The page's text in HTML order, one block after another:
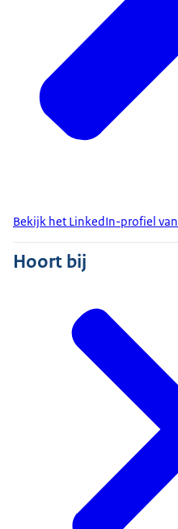
Bekijk het LinkedIn-profiel
Hoort bij